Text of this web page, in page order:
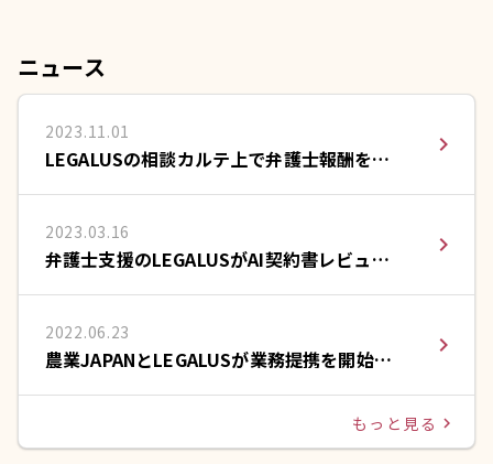
ニュース
2023.11.01
LEGALUSの相談カルテ上で弁護士報酬をカ
ードで支払える決済サービスを提供開始
navigate_next
2023.03.16
弁護士支援のLEGALUSがAI契約書レビュー
のLeCHECK(リチェック)と提携
navigate_next
2022.06.23
農業JAPANとLEGALUSが業務提携を開始い
たしました。
navigate_next
もっと見る navigate_next